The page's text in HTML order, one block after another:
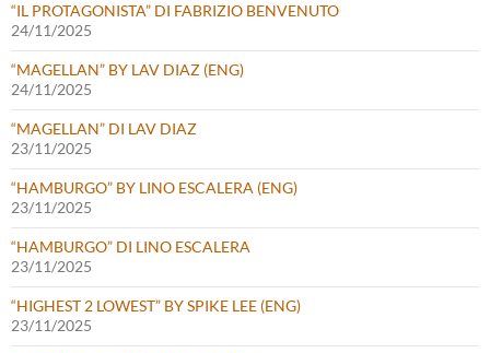
“IL PROTAGONISTA” DI FABRIZIO BENVENUTO
24/11/2025
“MAGELLAN” BY LAV DIAZ (ENG)
24/11/2025
“MAGELLAN” DI LAV DIAZ
23/11/2025
“HAMBURGO” BY LINO ESCALERA (ENG)
23/11/2025
“HAMBURGO” DI LINO ESCALERA
23/11/2025
“HIGHEST 2 LOWEST” BY SPIKE LEE (ENG)
23/11/2025